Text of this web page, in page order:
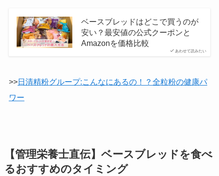
あわせて読みたい
ベースブレッドはどこで買うのが
安い？最安値の公式クーポンと
Amazonを価格比較
>>日清精粉グループ:こんなにあるの！？全粒粉の健康パ
ワー
【管理栄養士直伝】ベースブレッドを食べ
るおすすめのタイミング